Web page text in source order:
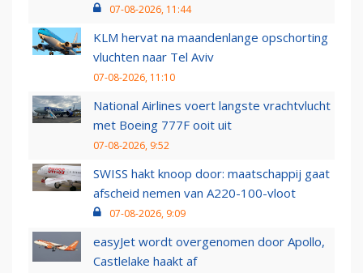
07-08-2026, 11:44
KLM hervat na maandenlange opschorting
vluchten naar Tel Aviv
07-08-2026, 11:10
National Airlines voert langste vrachtvlucht
met Boeing 777F ooit uit
07-08-2026, 9:52
SWISS hakt knoop door: maatschappij gaat
afscheid nemen van A220-100-vloot
07-08-2026, 9:09
easyJet wordt overgenomen door Apollo,
Castlelake haakt af